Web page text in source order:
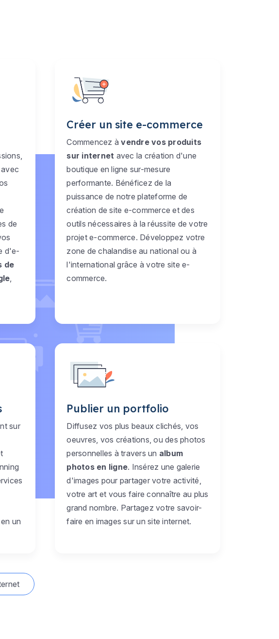
de
d'e-
de
Créer un site e-commerce
Commencez àvendre vos produits
sur internet avec la création d'une
boutique en ligne sur-mesure
performante. Bénéficez de la
puissance de notre plateforme de
création de site e-commerce et des
outils nécessaires à la réussite de votre
projet e-commerce. Développez votre
zone de chalandise au national ou à
l'international grâce à votre site e-
commerce.
sur
un
Publier un portfolio
Diffusez vos plus beaux clichés, vos
oeuvres, vos créations, ou des photos
personnelles à travers un album
photos en ligne. Insérez une galerie
d'images pour partager votre activité,
votre art et vous faire connaître au plus
grand nombre. Partagez votre savoir-
faire en images sur un site internet.